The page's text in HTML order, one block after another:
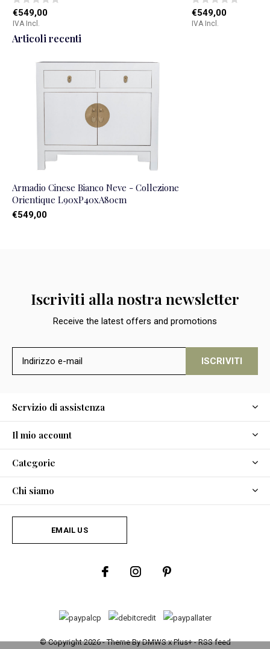
€549,00
IVA Incl.
€549,00
IVA Incl.
Articoli recenti
Armadio Cinese Bianco Neve - Collezione
Orientique L90xP40xA80cm
€549,00
Iscriviti alla nostra newsletter
Receive the latest offers and promotions
ISCRIVITI
Servizio di assistenza
Il mio account
Categorie
Chi siamo
EMAIL US
© Copyright2026- Theme ByDMWSxPlus+-RSS feed